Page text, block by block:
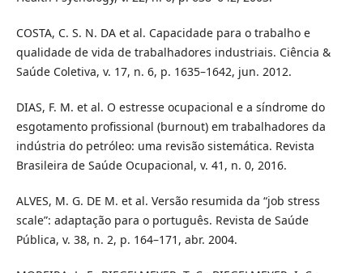
COSTA, C. S. N. DA et al. Capacidade para o trabalho e
qualidade de vida de trabalhadores industriais. Ciência &
Saúde Coletiva, v. 17, n. 6, p. 1635–1642, jun. 2012.
DIAS, F. M. et al. O estresse ocupacional e a síndrome do
esgotamento profissional (burnout) em trabalhadores da
indústria do petróleo: uma revisão sistemática. Revista
Brasileira de Saúde Ocupacional, v. 41, n. 0, 2016.
ALVES, M. G. DE M. et al. Versão resumida da “job stress
scale”: adaptação para o português. Revista de Saúde
Pública, v. 38, n. 2, p. 164–171, abr. 2004.